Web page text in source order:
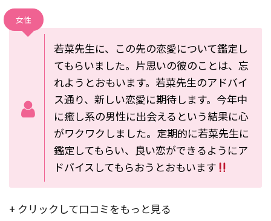
女性
若菜先生に、この先の恋愛について鑑定し
てもらいました。片思いの彼のことは、忘
れようとおもいます。若菜先生のアドバイ
ス通り、新しい恋愛に期待します。今年中
に癒し系の男性に出会えるという結果に心
がワクワクしました。定期的に若菜先生に
鑑定してもらい、良い恋ができるようにア
ドバイスしてもらおうとおもいます
+ クリックして口コミをもっと見る